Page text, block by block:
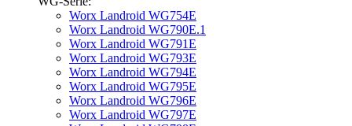
Worx Landroid WG754E
Worx Landroid WG790E.1
Worx Landroid WG791E
Worx Landroid WG793E
Worx Landroid WG794E
Worx Landroid WG795E
Worx Landroid WG796E
Worx Landroid WG797E